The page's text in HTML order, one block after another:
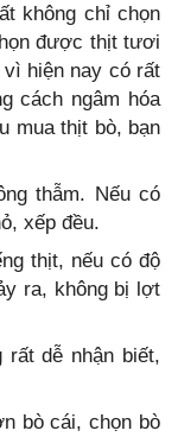
không chỉ chọn
được thịt tươi
hiện nay có rất
cách ngâm hóa
mua thịt bò, bạn
thẫm. Nếu có
xếp đều.
thịt, nếu có độ
ra, không bị lợt
dễ nhận biết,
bò cái, chọn bò